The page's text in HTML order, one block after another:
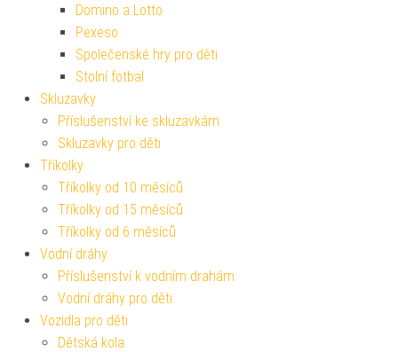
Domino a Lotto
Pexeso
Společenské hry pro děti
Stolní fotbal
Skluzavky
Příslušenství ke skluzavkám
Skluzavky pro děti
Tříkolky
Tříkolky od 10 měsíců
Tříkolky od 15 měsíců
Tříkolky od 6 měsíců
Vodní dráhy
Příslušenství k vodním drahám
Vodní dráhy pro děti
Vozidla pro děti
Dětská kola